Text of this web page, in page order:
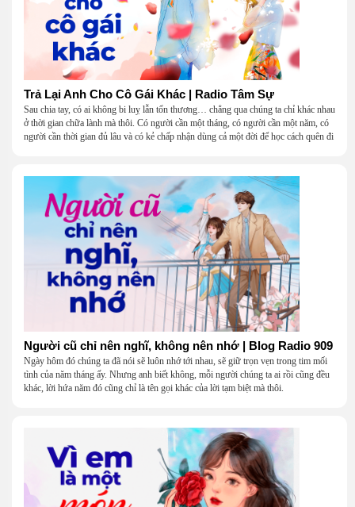
Trả Lại Anh Cho Cô Gái Khác | Radio Tâm Sự
Sau chia tay, có ai không bi luỵ lẫn tổn thương… chẳng qua chúng ta chỉ khác nhau
ở thời gian chữa lành mà thôi. Có người cần một tháng, có người cần một năm, có
người cần thời gian đủ lâu và có kẻ chấp nhận dùng cả một đời để học cách quên đi
Người cũ chỉ nên nghĩ, không nên nhớ | Blog Radio 909
Ngày hôm đó chúng ta đã nói sẽ luôn nhớ tới nhau, sẽ giữ trọn vẹn trong tim mối
tình của năm tháng ấy. Nhưng anh biết không, mỗi người chúng ta ai rồi cũng đều
khác, lời hứa năm đó cũng chỉ là tên gọi khác của lời tạm biệt mà thôi.